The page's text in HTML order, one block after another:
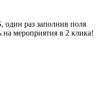
один раз заполнив поля
на мероприятия в 2 клика!